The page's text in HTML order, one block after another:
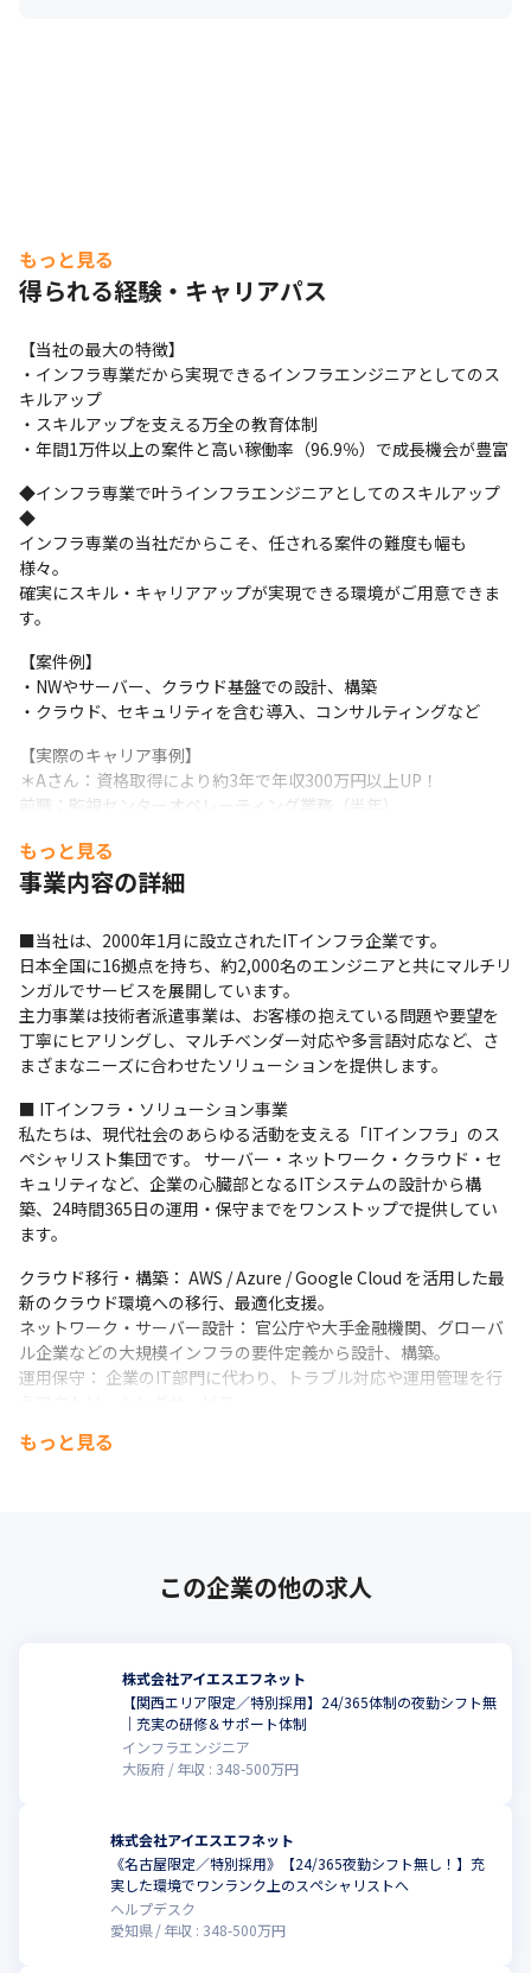
もっと見る
得られる経験・キャリアパス
【当社の最大の特徴】
・インフラ専業だから実現できるインフラエンジニアとしてのス
キルアップ
・スキルアップを支える万全の教育体制
・年間1万件以上の案件と高い稼働率（96.9％）で成長機会が豊富
◆インフラ専業で叶うインフラエンジニアとしてのスキルアップ
◆
インフラ専業の当社だからこそ、任される案件の難度も幅も
様々。
確実にスキル・キャリアアップが実現できる環境がご用意できま
す。
【案件例】
・NWやサーバー、クラウド基盤での設計、構築
・クラウド、セキュリティを含む導入、コンサルティングなど
【実際のキャリア事例】
＊Aさん：資格取得により約3年で年収300万円以上UP！
前職：監視センターオペレーティング業務（半年）
現在：AWS設計、構築、運用保守業務
＊Bさん：未経験領域で、技術的に難易度の高いPJを遂行し年収
前職：サーバ、NW保守案件（約2年）
入社後：サーバリプレースPJ補助
現在：基本設計及び詳細設計の作成、基盤構築、運用、改善提案
◆3つのフェーズで支える体制◆
当社では、この人と一緒に働きたいと思える人だけがいる会社を
「人」との繋がりを大切にしながらサポートします！
1.入社後の安心サポート
選考段階から関わった採用担当が「何でも聞ける」雰囲気づくり
のうえ、年3回の面談を実施。
入社後のギャップやお悩みをお聞きし、働きやすい環境づくりを
2.案件参画後の伴走
「現場任せにしない」定期的な1on1を営業と行い、
現場の悩みや負荷状況をいち早く把握し、必要であればクライア
ントとの調整も会社が責任を持って行います。
「なりたい姿」を共に描くキャリアパス支援のため、
・実機演習(Ciscoネットワーク構築、VMware仮想サーバ構築)
・定期的なオンライン勉強会
・技術者コミュニティでの相談環境も完備
・案件のローテーションによるスキルアップ
もっと見る
事業内容の詳細
■当社は、2000年1月に設立されたITインフラ企業です。
日本全国に16拠点を持ち、約2,000名のエンジニアと共にマルチリ
ンガルでサービスを展開しています。
主力事業は技術者派遣事業は、お客様の抱えている問題や要望を
丁寧にヒアリングし、マルチベンダー対応や多言語対応など、さ
まざまなニーズに合わせたソリューションを提供します。
■ ITインフラ・ソリューション事業
私たちは、現代社会のあらゆる活動を支える「ITインフラ」のス
ペシャリスト集団です。 サーバー・ネットワーク・クラウド・セ
キュリティなど、企業の心臓部となるITシステムの設計から構
築、24時間365日の運用・保守までをワンストップで提供してい
ます。
クラウド移行・構築： AWS / Azure / Google Cloud を活用した最
新のクラウド環境への移行、最適化支援。
ネットワーク・サーバー設計： 官公庁や大手金融機関、グローバ
ル企業などの大規模インフラの要件定義から設計、構築。
運用保守： 企業のIT部門に代わり、トラブル対応や運用管理を行
外資系、海外進出企業の支援。
もっと見る
この企業の他の求人
株式会社アイエスエフネット
【関西エリア限定／特別採用】24/365体制の夜勤シフト無
｜充実の研修＆サポート体制
インフラエンジニア
大阪府
年収 : 348-500万円
株式会社アイエスエフネット
《名古屋限定／特別採用》【24/365夜勤シフト無し！】充
実した環境でワンランク上のスペシャリストへ
ヘルプデスク
愛知県
年収 : 348-500万円